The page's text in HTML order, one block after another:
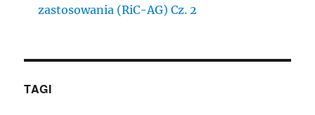
zastosowania (RiC-AG) Cz. 2
TAGI